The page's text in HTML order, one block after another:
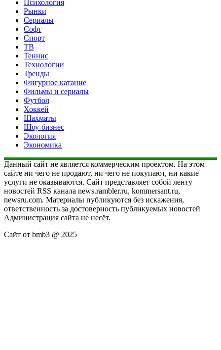
Психология
Рынки
Сериалы
Софт
Спорт
ТВ
Теннис
Технологии
Тренды
Фигурное катание
Фильмы и сериалы
Футбол
Хоккей
Шахматы
Шоу-бизнес
Экология
Экономика
Данный сайт не является коммерческим проектом. На этом
сайте ни чего не продают, ни чего не покупают, ни какие
услуги не оказываются. Сайт представляет собой ленту
новостей RSS канала news.rambler.ru, kommersant.ru,
newsru.com. Материалы публикуются без искажения,
ответственность за достоверность публикуемых новостей
Администрация сайта не несёт.
Сайт от bmb3 @ 2025